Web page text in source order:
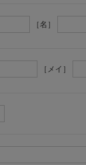
［名］
［メイ］